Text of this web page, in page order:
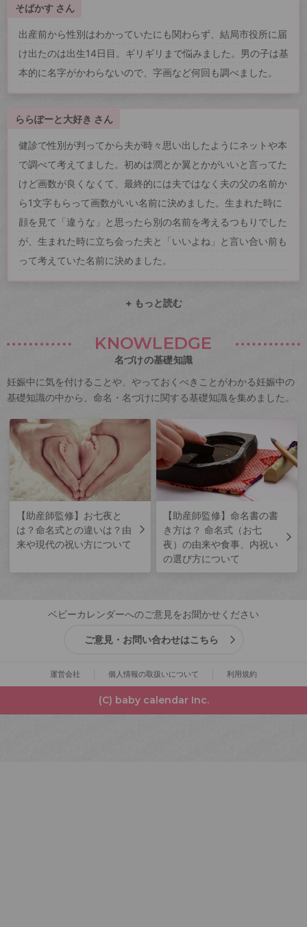
そばかす さん
出産前から性別はわかっていたにも関わらず、結局市役所に届
け出たのは出生14日目。ギリギリまで悩みました。男の子は基
本的に名字がかわらないので、字画など何回も調べました。
ららぽーと大好き さん
健診で性別が判ってから夫が時々思い出したようにネットや本
で調べて考えてました。初めは潤とか翼とかがいいと言ってた
けど画数が良くなくて、最終的には夫ではなく夫の父の名前か
ら1文字もらって画数がいい名前に決めました。生まれた時に
顔を見て「違うな」と思ったら別の名前を考えるつもりでした
が、生まれた時に立ち会った夫と「いいよね」と言い合い前も
って考えていた名前に決めました。
+ もっと読む
KNOWLEDGE
名づけの基礎知識
妊娠中に気を付けることや、やっておくべきことがわかる妊娠中の
基礎知識の中から、命名・名づけに関する基礎知識を集めました。
【助産師監修】お七夜と
は？命名式との違いは？由
来や現代の祝い方について
【助産師監修】命名書の書
き方は？ 命名式（お七
夜）の由来や食事、内祝い
の選び方について
ベビーカレンダーへのご意見をお聞かせください
ご意見・お問い合わせはこちら
運営会社 個人情報の取扱いについて 利用規約
(C) baby calendar Inc.